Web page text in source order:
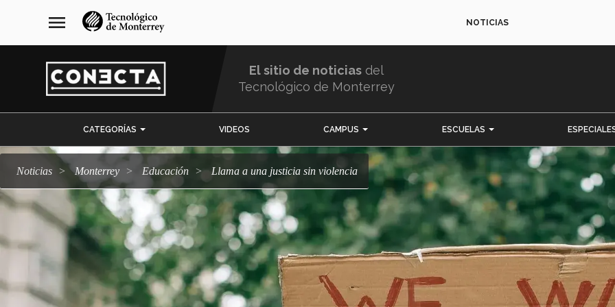
navegación
principal
menu NOTICIAS
El sitio de noticias del
Tecnológico de Monterrey
CATEGORÍAS VIDEOS CAMPUS ESCUELAS
Noticias Monterrey Educación Llama a una justicia sin violencia